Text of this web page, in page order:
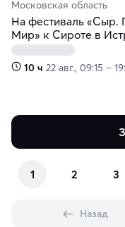
Московская область
На фестиваль «Сыр.
Мир» к Сироте в
Подмосковье
10 ч 22 авг., 09:15 –
1 2 3
Назад